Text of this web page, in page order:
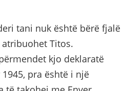
tani nuk është bërë fjalë
Titos.
kjo deklaratë
pra është i një